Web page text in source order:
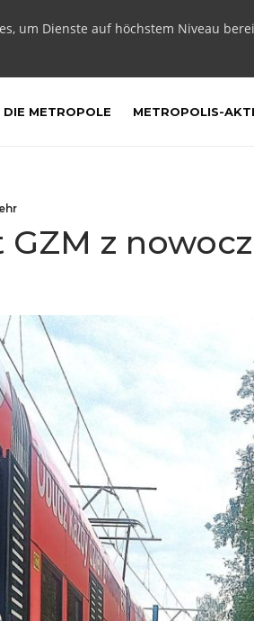
um Dienste auf höchstem Niveau
DIE METROPOLE METROPOLIS-
GZM z